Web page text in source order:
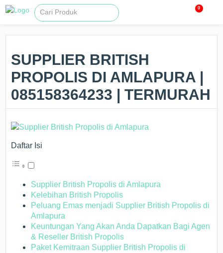
0
SUPPLIER BRITISH
PROPOLIS DI AMLAPURA |
085158364233 | TERMURAH
Daftar Isi
Supplier British Propolis di Amlapura
Kelebihan British Propolis
Peluang Emas menjadi Supplier British Propolis di
Amlapura
Keuntungan Yang Akan Anda Dapatkan Bagi Agen
& Reseller British Propolis
Paket Kemitraan Supplier British Propolis di